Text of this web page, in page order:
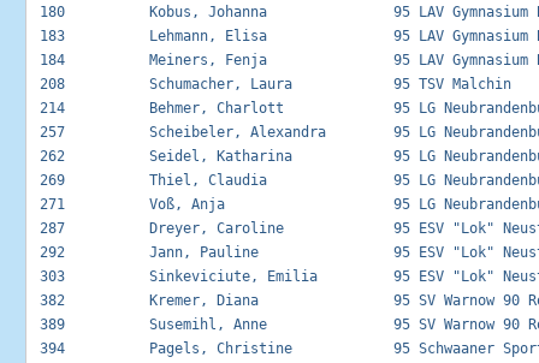
180          Kobus, Johanna               95 LAV
183          Lehmann, Elisa               95 LAV
184          Meiners, Fenja               95 LAV
208          Schumacher, Laura            95
214          Behmer, Charlott             95 LG
257          Scheibeler, Alexandra        95 LG
262          Seidel, Katharina            95 LG
269          Thiel, Claudia               95 LG
271          Voß, Anja                    95 LG
287          Dreyer, Caroline             95 ESV
292          Jann, Pauline                95 ESV
303          Sinkeviciute, Emilia         95 ESV
382          Kremer, Diana                95 SV
389          Susemihl, Anne               95 SV
394          Pagels, Christine            95